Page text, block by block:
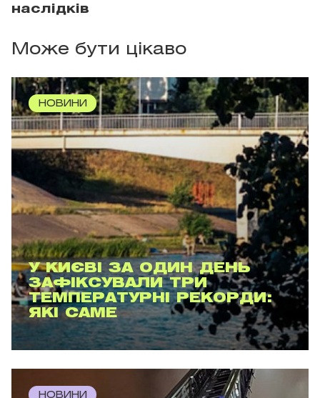
наслідків
Може бути цікаво
НОВИНИ
У КИЄВІ ЗА ОДИН ДЕНЬ
ЗАФІКСУВАЛИ ТРИ
ТЕМПЕРАТУРНІ РЕКОРДИ:
ЯКІ САМЕ
НОВИНИ